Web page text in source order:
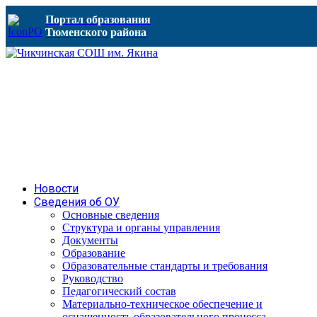
Портал образования
Тюменского района
Новости
Сведения об ОУ
Основные сведения
Структура и органы управления
Документы
Образование
Образовательные стандарты и требования
Руководство
Педагогический состав
Материально-техническое обеспечение и